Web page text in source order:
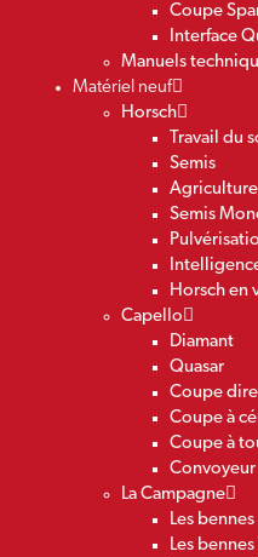
Coupe
Interface
Manuels
Matériel neuf
Horsch
Travail du
Semis
Semis
Horsch en
Capello
Diamant
Quasar
Coupe
Coupe à
Coupe à
La Campagne
Les
Les bennes